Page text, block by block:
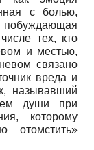
с болью,
тех, кто
и местью,
связано
вреда и
называвший
души при
которому
отомстить»